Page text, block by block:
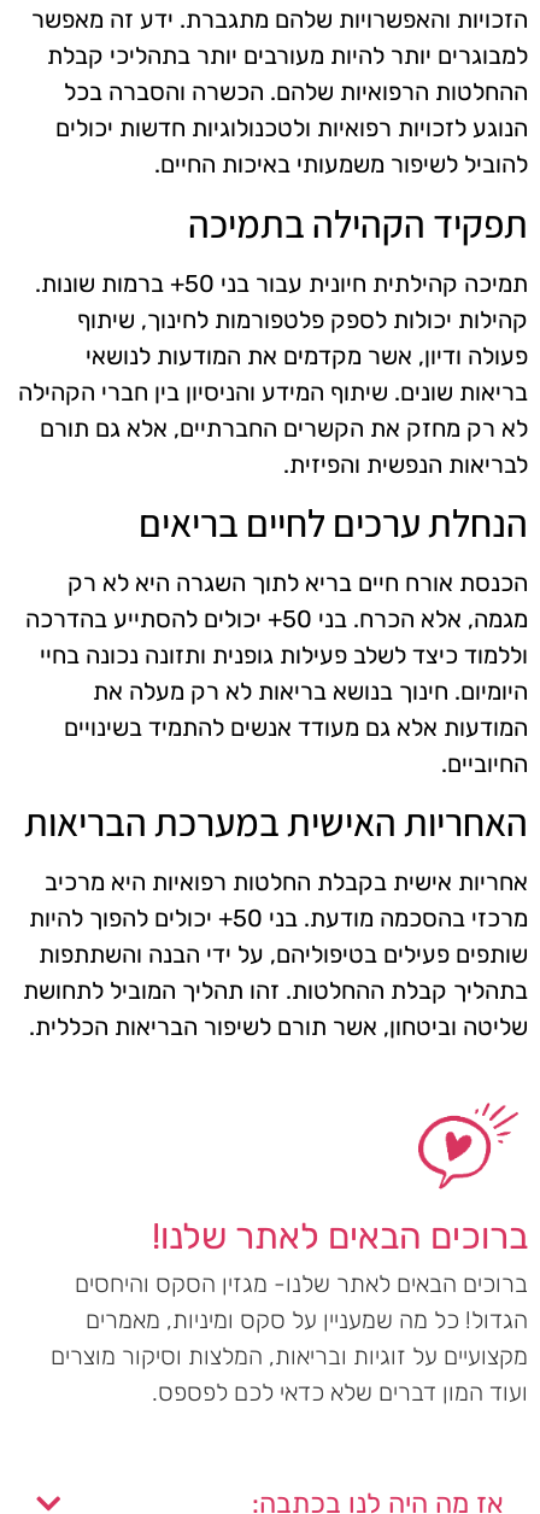
הזכויות והאפשרויות שלהם מתגברת. ידע זה מאפשר
למבוגרים יותר להיות מעורבים יותר בתהליכי קבלת
ההחלטות הרפואיות שלהם. הכשרה והסברה בכל
הנוגע לזכויות רפואיות ולטכנולוגיות חדשות יכולים
להוביל לשיפור משמעותי באיכות החיים.
תפקיד הקהילה בתמיכה
תמיכה קהילתית חיונית עבור בני 50+ ברמות שונות.
קהילות יכולות לספק פלטפורמות לחינוך, שיתוף
פעולה ודיון, אשר מקדמים את המודעות לנושאי
בריאות שונים. שיתוף המידע והניסיון בין חברי הקהילה
לא רק מחזק את הקשרים החברתיים, אלא גם תורם
לבריאות הנפשית והפיזית.
הנחלת ערכים לחיים בריאים
הכנסת אורח חיים בריא לתוך השגרה היא לא רק
מגמה, אלא הכרח. בני 50+ יכולים להסתייע בהדרכה
וללמוד כיצד לשלב פעילות גופנית ותזונה נכונה בחיי
היומיום. חינוך בנושא בריאות לא רק מעלה את
המודעות אלא גם מעודד אנשים להתמיד בשינויים
החיוביים.
האחריות האישית במערכת הבריאות
אחריות אישית בקבלת החלטות רפואיות היא מרכיב
מרכזי בהסכמה מודעת. בני 50+ יכולים להפוך להיות
שותפים פעילים בטיפוליהם, על ידי הבנה והשתתפות
בתהליך קבלת ההחלטות. זהו תהליך המוביל לתחושת
שליטה וביטחון, אשר תורם לשיפור הבריאות הכללית.
ברוכים הבאים לאתר שלנו!
ברוכים הבאים לאתר שלנו- מגזין הסקס והיחסים
הגדול! כל מה שמעניין על סקס ומיניות, מאמרים
מקצועיים על זוגיות ובריאות, המלצות וסיקור מוצרים
ועוד המון דברים שלא כדאי לכם לפספס.
אז מה היה לנו בכתבה: